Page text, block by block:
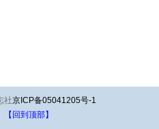
社京ICP备05041205号-1
【回到顶部】